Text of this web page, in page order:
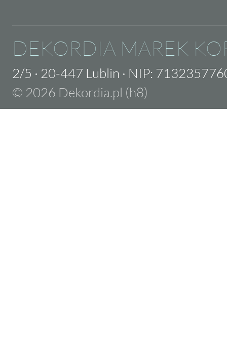
DEKORDIA MAREK
2/5 · 20-447 Lublin · NIP:
© 2026 Dekordia.pl (h8)